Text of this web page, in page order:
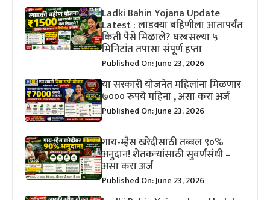
Ladki Bahin Yojana Update
Latest : लाडक्या बहिणीला आतापर्यंत
किती पैसे मिळाले? घरबसल्या ५
मिनिटांत तपासा संपूर्ण हप्ता
Published On: June 23, 2026
या सरकारी योजनेत महिलांना मिळणार
७००० रुपये महिना , असा करा अर्ज
Published On: June 23, 2026
गाय-म्हैस खरेदीसाठी तब्बल ९०%
अनुदान! शेतकऱ्यांसाठी सुवर्णसंधी –
असा करा अर्ज
Published On: June 23, 2026